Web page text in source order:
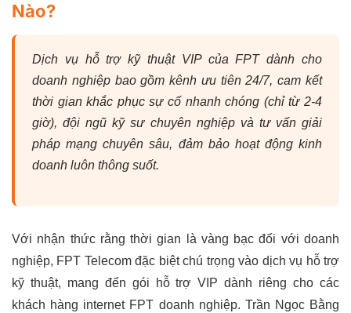
Nào?
Dịch vụ hỗ trợ kỹ thuật VIP của FPT dành cho
doanh nghiệp bao gồm kênh ưu tiên 24/7, cam kết
thời gian khắc phục sự cố nhanh chóng (chỉ từ 2-4
giờ), đội ngũ kỹ sư chuyên nghiệp và tư vấn giải
pháp mạng chuyên sâu, đảm bảo hoạt động kinh
doanh luôn thông suốt.
Với nhận thức rằng thời gian là vàng bạc đối với doanh
nghiệp, FPT Telecom đặc biệt chú trọng vào dịch vụ hỗ trợ
kỹ thuật, mang đến gói hỗ trợ VIP dành riêng cho các
khách hàng internet FPT doanh nghiệp. Trần Ngọc Bằng